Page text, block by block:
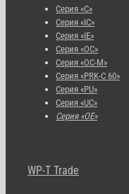
Серия «С»
Серия «IC»
Серия «IE»
Серия «OC»
Серия «OC-M»
Серия «PRK-C 60»
Серия «PU»
Серия «UC»
Серия «OE»
WP-T Trade